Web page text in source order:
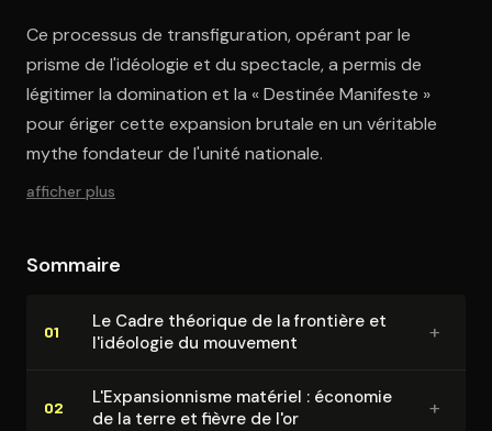
Ce processus de transfiguration, opérant par le
prisme de l'idéologie et du spectacle, a permis de
légitimer la domination et la « Destinée Manifeste »
pour ériger cette expansion brutale en un véritable
mythe fondateur de l'unité nationale.
afficher plus
Sommaire
01
Le Cadre théorique de la frontière et
l'idéologie du mouvement
+
02
L'Ex­pan­sion­nisme matériel : économie
de la terre et fièvre de l'or
+